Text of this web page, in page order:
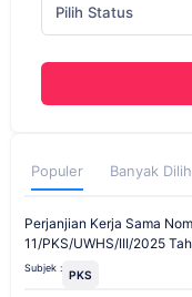
Pilih Status
Populer Banyak
Perjanjian Kerja Sama
11/PKS/UWHS/III/2025
Subjek : PKS